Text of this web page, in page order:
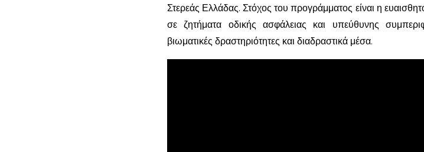
Στερεάς Ελλάδας. Στόχος του προγράμματος είναι η
σε ζητήματα οδικής ασφάλειας και υπεύθυνης
βιωματικές δραστηριότητες και διαδραστικά μέσα.